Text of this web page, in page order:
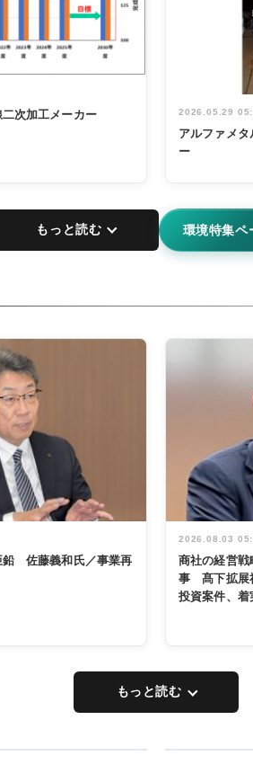
次加工メーカー 2026.05.29
アルファメ
ー
もっと読む 環境特集ペ
鉛 佐藤義和氏／事業再
2026.08.03
商社の経営
事 髙下拡展
投資案件、着
もっと読む